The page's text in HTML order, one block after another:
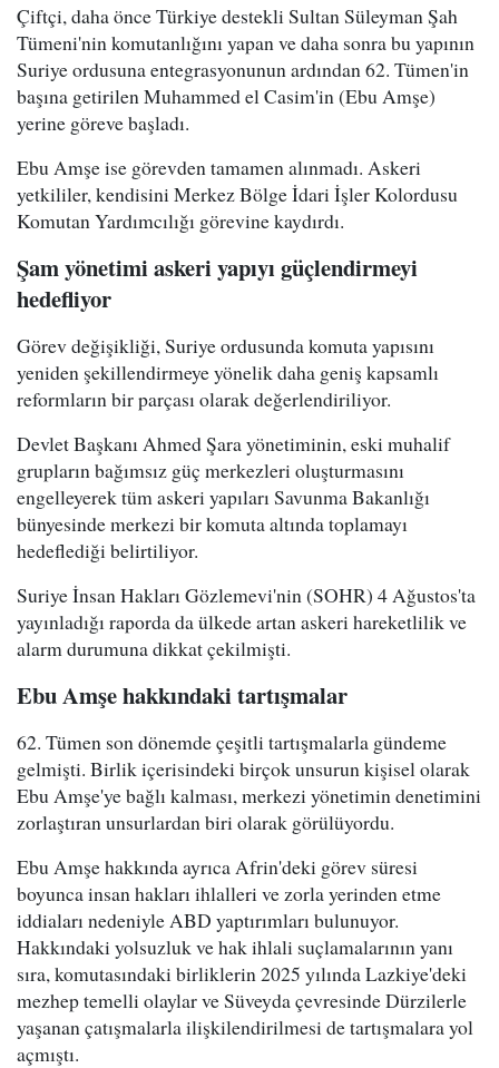
Çiftçi, daha önce Türkiye destekli Sultan Süleyman Şah
Tümeni'nin komutanlığını yapan ve daha sonra bu yapının
Suriye ordusuna entegrasyonunun ardından 62. Tümen'in
başına getirilen Muhammed el Casim'in (Ebu Amşe)
yerine göreve başladı.
Ebu Amşe ise görevden tamamen alınmadı. Askeri
yetkililer, kendisini Merkez Bölge İdari İşler Kolordusu
Komutan Yardımcılığı görevine kaydırdı.
Şam yönetimi askeri yapıyı güçlendirmeyi
hedefliyor
Görev değişikliği, Suriye ordusunda komuta yapısını
yeniden şekillendirmeye yönelik daha geniş kapsamlı
reformların bir parçası olarak değerlendiriliyor.
Devlet Başkanı Ahmed Şara yönetiminin, eski muhalif
grupların bağımsız güç merkezleri oluşturmasını
engelleyerek tüm askeri yapıları Savunma Bakanlığı
bünyesinde merkezi bir komuta altında toplamayı
hedeflediği belirtiliyor.
Suriye İnsan Hakları Gözlemevi'nin (SOHR) 4 Ağustos'ta
yayınladığı raporda da ülkede artan askeri hareketlilik ve
alarm durumuna dikkat çekilmişti.
Ebu Amşe hakkındaki tartışmalar
62. Tümen son dönemde çeşitli tartışmalarla gündeme
gelmişti. Birlik içerisindeki birçok unsurun kişisel olarak
Ebu Amşe'ye bağlı kalması, merkezi yönetimin denetimini
zorlaştıran unsurlardan biri olarak görülüyordu.
Ebu Amşe hakkında ayrıca Afrin'deki görev süresi
boyunca insan hakları ihlalleri ve zorla yerinden etme
iddiaları nedeniyle ABD yaptırımları bulunuyor.
Hakkındaki yolsuzluk ve hak ihlali suçlamalarının yanı
sıra, komutasındaki birliklerin 2025 yılında Lazkiye'deki
mezhep temelli olaylar ve Süveyda çevresinde Dürzilerle
yaşanan çatışmalarla ilişkilendirilmesi de tartışmalara yol
açmıştı.